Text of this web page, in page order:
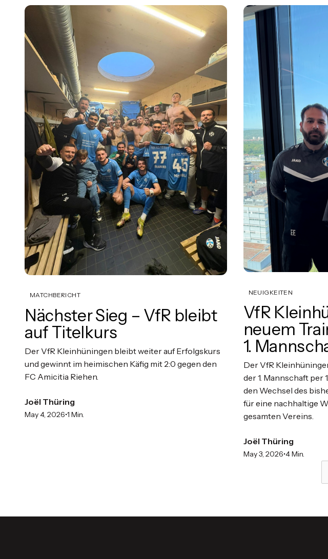
MATCHBERICHT
Nächster Sieg – VfR bleibt
auf Titelkurs
Der VfR Kleinhüningen bleibt weiter auf Erfolgskurs
und gewinnt im heimischen Käfig mit 2:0 gegen den
FC Amicitia Riehen.
Joël Thüring
May 4, 2026•1 Min.
NEUIGKEITEN
VfR
neuem
1.
Der VfR
der 1. Mannschaft per
den Wechsel des
für eine nachhaltige
gesamten Vereins.
Joël Thüring
May 3, 2026•4 Min.